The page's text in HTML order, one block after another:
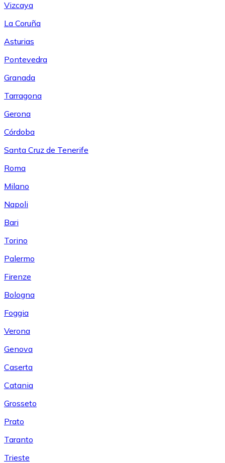
Vizcaya
La Coruña
Asturias
Pontevedra
Granada
Tarragona
Gerona
Córdoba
Santa Cruz de Tenerife
Roma
Milano
Napoli
Bari
Torino
Palermo
Firenze
Bologna
Foggia
Verona
Genova
Caserta
Catania
Grosseto
Prato
Taranto
Trieste